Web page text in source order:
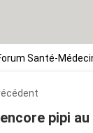
Santé-
pipi au